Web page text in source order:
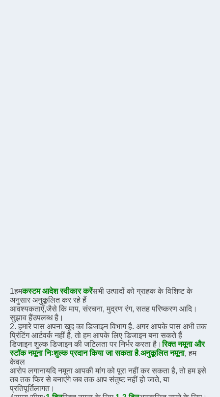
1हमकस्टम आदेश स्वीकार करेंसभी उत्पादों को ग्राहक के विशिष्ट के
अनुसार अनुकूलित कर रहे हैं
आवश्यकताएँ,जैसे कि माप, संरचना, मुद्रण रंग, सतह परिष्करण आदि।
सुझाव हैंउपलब्ध है।
2. हमारे पास अपना खुद का डिजाइन विभाग है. अगर आपके पास अभी तक
प्रिंटिंग आर्टवर्क नहीं है, तो हम आपके लिए डिजाइन बना सकते हैं
डिजाइन शुल्क डिजाइन की जटिलता पर निर्भर करता है।रिक्त नमूना और
स्टॉक नमूना निःशुल्क प्रदान किया जा सकता है.अनुकूलित नमूना, हम
केवल
आरोप लगानायदि नमूना आपकी मांग को पूरा नहीं कर सकता है, तो हम इसे
तब तक फिर से बनाएंगे जब तक आप संतुष्ट नहीं हो जाते, या
प्रतिपूर्तिलागत।